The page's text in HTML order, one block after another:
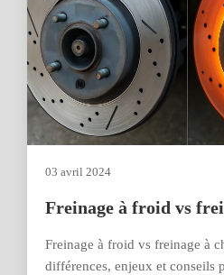
03 avril 2024
Freinage à froid vs
Freinage à froid vs freinage à
différences, enjeux et conseils